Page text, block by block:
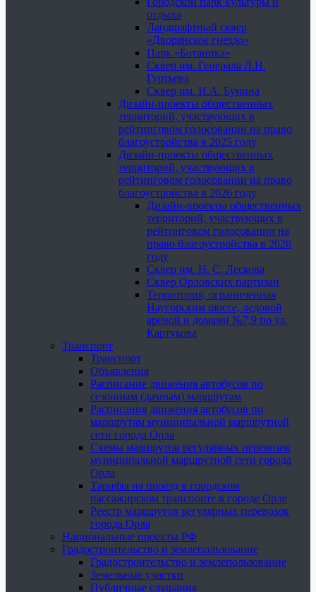
отдыха
Ландшафтный сквер
«Дворянское гнездо»
Парк «Ботаника»
Сквер им. Генерала Л.Н.
Гуртьева
Сквер им. И.А. Бунина
Дизайн-проекты общественных
территорий, участвующих в
рейтинговом голосовании на право
благоустройства в 2025 году
Дизайн-проекты общественных
территорий, участвующих в
рейтинговом голосовании на право
благоустройства в 2026 году
Дизайн-проекты общественных
территорий, участвующих в
рейтинговом голосовании на
право благоустройства в 2026
году
Сквер им. Н. С. Лескова
Сквер Орловских партизан
Территория, ограниченная
Наугорским шоссе, ледовой
ареной и домами №7,9 по ул.
Картукова
Транспорт
Транспорт
Объявления
Расписание движения автобусов по
сезонным (дачным) маршрутам
Расписания движения автобусов по
маршрутам муниципальной маршрутной
сети города Орла
Схемы маршрутов регулярных перевозок
муниципальной маршрутной сети города
Орла
Тарифы на проезд в городском
пассажирском транспорте в городе Орле
Реестр маршрутов регулярных перевозок
города Орла
Национальные проекты РФ
Градостроительство и землепользование
Градостроительство и землепользование
Земельные участки
Публичные слушания